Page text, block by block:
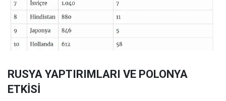
RUSYA YAPTIRIMLARI VE POLONYA
ETKİSİ